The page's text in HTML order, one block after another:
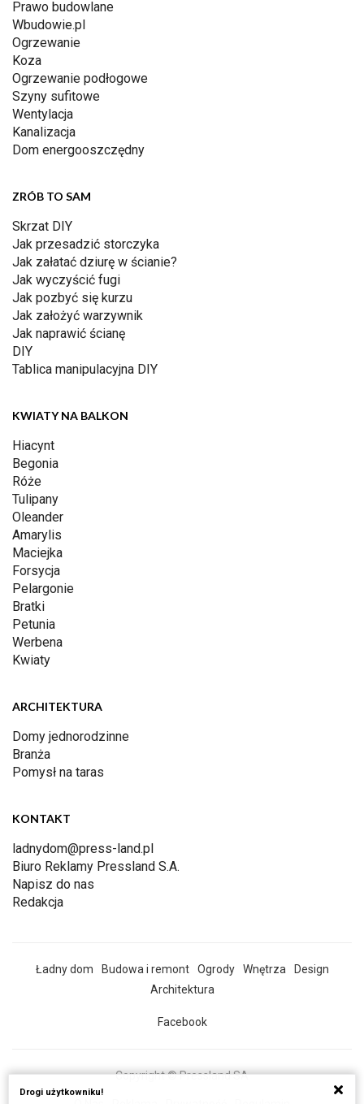
Prawo budowlane
Wbudowie.pl
Ogrzewanie
Koza
Ogrzewanie podłogowe
Szyny sufitowe
Wentylacja
Kanalizacja
Dom energooszczędny
ZRÓB TO SAM
Skrzat DIY
Jak przesadzić storczyka
Jak załatać dziurę w ścianie?
Jak wyczyścić fugi
Jak pozbyć się kurzu
Jak założyć warzywnik
Jak naprawić ścianę
DIY
Tablica manipulacyjna DIY
KWIATY NA BALKON
Hiacynt
Begonia
Róże
Tulipany
Oleander
Amarylis
Maciejka
Forsycja
Pelargonie
Bratki
Petunia
Werbena
Kwiaty
ARCHITEKTURA
Domy jednorodzinne
Branża
Pomysł na taras
KONTAKT
ladnydom@press-land.pl
Biuro Reklamy Pressland S.A.
Napisz do nas
Redakcja
Ładny dom Budowa i remont Ogrody Wnętrza
Design
Architektura
Facebook
Copyright © Pressland SA
Drogi użytkowniku!